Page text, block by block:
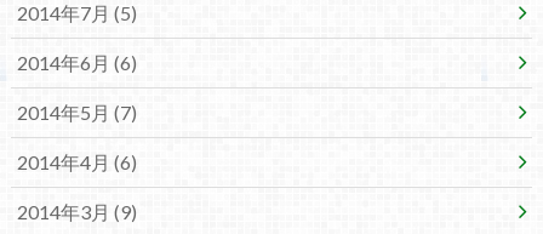
2014年7月 (5)
2014年6月 (6)
2014年5月 (7)
2014年4月 (6)
2014年3月 (9)